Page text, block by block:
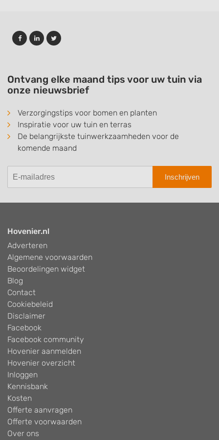
Ontvang elke maand tips voor uw tuin via
onze nieuwsbrief
Verzorgingstips voor bomen en planten
Inspiratie voor uw tuin en terras
De belangrijkste tuinwerkzaamheden voor de
komende maand
Inschrijven
Hovenier.nl
Adverteren
Algemene voorwaarden
Beoordelingen widget
Blog
Contact
Cookiebeleid
Disclaimer
Facebook
Facebook community
Hovenier aanmelden
Hovenier overzicht
Inloggen
Kennisbank
Kosten
Offerte aanvragen
Offerte voorwaarden
Over ons